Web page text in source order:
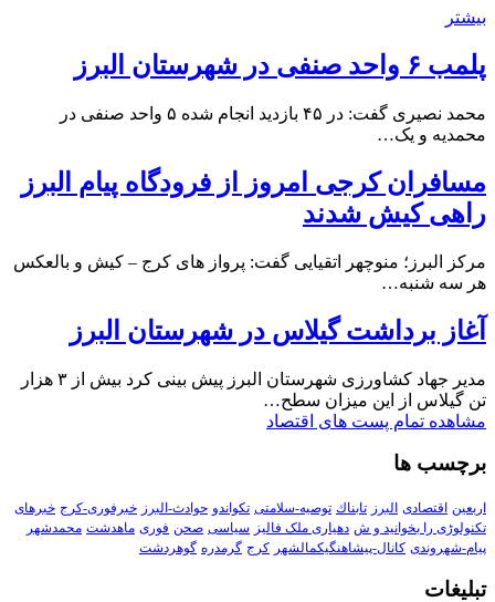
بیشتر
پلمب ۶ واحد صنفی در شهرستان البرز
محمد نصیری گفت: در ۴۵ بازدید انجام شده ۵ واحد صنفی در
محمدیه و یک…
مسافران کرجی امروز از فرودگاه پیام البرز
راهی کیش شدند
مرکز البرز؛ منوچهر اتقیایی گفت: پرواز های کرج – کیش و بالعکس
هر سه شنبه…
آغاز برداشت گیلاس در شهرستان البرز
مدیر جهاد کشاورزی شهرستان البرز پیش بینی کرد بیش از ۳ هزار
تن گیلاس از این میزان سطح…
مشاهده تمام پست های اقتصاد
برچسب ها
اربعین اقتصادی البرز تابناك توصیه-سلامتی تکواندو حوادث-البرز خبرفوری-کرج خبرهای
تکنولوڑی را بخوانید و ش دهیاری ملک فالیز سیاسی صحن فوری ماهدشت محمدشهر
پیام-شهروندی کانال-پیشاهنگیکمالشهر کرج گرمدره گوهردشت
تبلیغات